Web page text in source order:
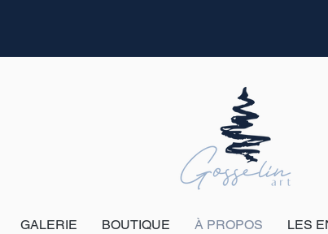
GALERIE BOUTIQUE À PROPOS LES